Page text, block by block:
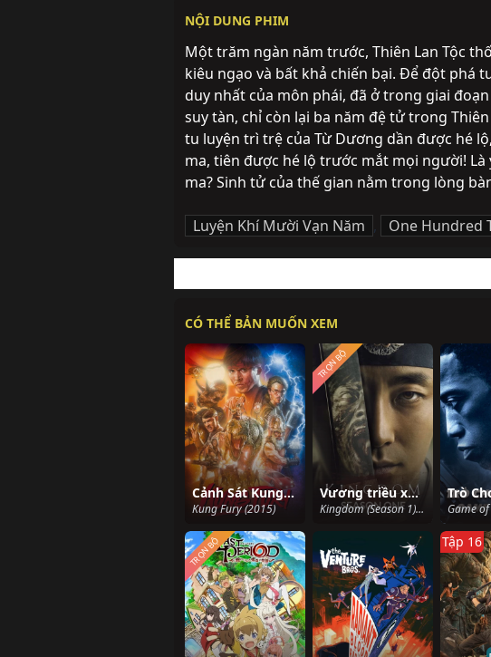
NỘI DUNG PHIM
Một trăm ngàn năm trước, Thiên Lan Tộc
kiêu ngạo và bất khả chiến bại. Để đột phá
duy nhất của môn phái, đã ở trong giai
suy tàn, chỉ còn lại ba năm đệ tử trong
tu luyện trì trệ của Từ Dương dần được hé
ma, tiên được hé lộ trước mắt mọi người!
ma? Sinh tử của thế gian nằm trong lòng
Luyện Khí Mười Vạn Năm , One Hundred
CÓ THỂ BẢN MUỐN XEM
Cảnh Sát Kung Fury
Kung Fury (2015)
Vương triều xác sống (Phần 1)
Kingdom (Season 1) (2019)
TRỌN BỘ
TRỌN BỘ Tập 16